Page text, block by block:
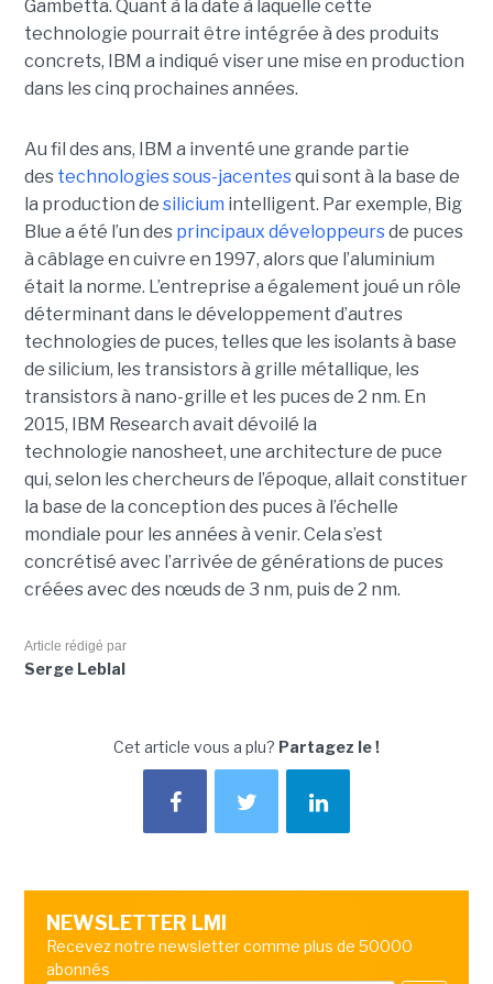
Gambetta. Quant à la date à laquelle cette
technologie pourrait être intégrée à des produits
concrets, IBM a indiqué viser une mise en production
dans les cinq prochaines années.
Au fil des ans, IBM a inventé une grande partie
des technologies sous-jacentesqui sont à la base de
la production de silicium intelligent. Par exemple, Big
Blue a été l’un des principaux développeursde puces
à câblage en cuivre en 1997, alors que l’aluminium
était la norme. L’entreprise a également joué un rôle
déterminant dans le développement d’autres
technologies de puces, telles que les isolants à base
de silicium, les transistors à grille métallique, les
transistors à nano-grille et les puces de 2 nm. En
2015, IBM Research avait dévoilé la
technologie nanosheet, une architecture de puce
qui, selon les chercheurs de l’époque, allait constituer
la base de la conception des puces à l’échelle
mondiale pour les années à venir. Cela s’est
concrétisé avec l’arrivée de générations de puces
créées avec des nœuds de 3 nm, puis de 2 nm.
Article rédigé par
Serge Leblal
Cet article vous a plu? Partagez le !
NEWSLETTER LMI
Recevez notre newsletter comme plus de 50000
abonnés